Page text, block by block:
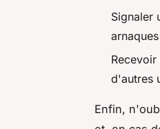
Signaler
d'autres
Enfin,